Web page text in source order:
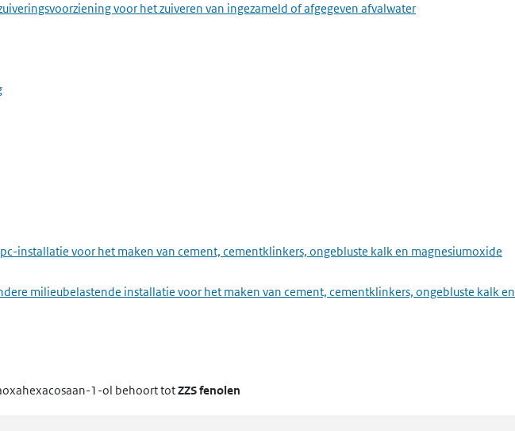
voor het zuiveren van ingezameld of afgegeven afvalwater
installatie voor het maken van cement, cementklinkers, ongebluste kalk en magnesiumoxide
milieubelastende installatie voor het maken van cement, cementklinkers, ongebluste kalk en
installatie voor het maken van organisch-chemische producten
1-ol behoort totZZS fenolen